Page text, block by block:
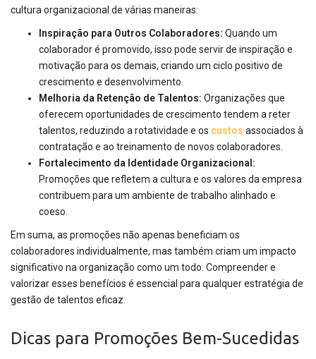
cultura organizacional de várias maneiras:
Inspiração para Outros Colaboradores: Quando um
colaborador é promovido, isso pode servir de inspiração e
motivação para os demais, criando um ciclo positivo de
crescimento e desenvolvimento.
Melhoria da Retenção de Talentos: Organizações que
oferecem oportunidades de crescimento tendem a reter
talentos, reduzindo a rotatividade e os custos associados à
contratação e ao treinamento de novos colaboradores.
Fortalecimento da Identidade Organizacional:
Promoções que refletem a cultura e os valores da empresa
contribuem para um ambiente de trabalho alinhado e
coeso.
Em suma, as promoções não apenas beneficiam os
colaboradores individualmente, mas também criam um impacto
significativo na organização como um todo. Compreender e
valorizar esses benefícios é essencial para qualquer estratégia de
gestão de talentos eficaz.
Dicas para Promoções Bem-Sucedidas